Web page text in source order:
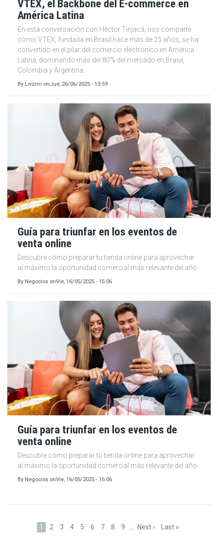
VTEX, el Backbone del E-commerce en
América Latina
En esta conversación con Héctor Tinjacá, nos comparte
cómo VTEX, fundada en Brasil hace más de 25 años, se ha
convertido en el pilar del comercio electrónico en América
Latina, dominando más del 80% del mercado en Brasil,
Colombia y Argentina.
By Livzrm onJue, 26/06/2025 - 13:59
Guía para triunfar en los eventos de
venta online
Descubre cómo preparar tu tienda online para aprovechar
al máximo la oportunidad comercial más relevante del año
By Negocios onVie, 16/05/2025 - 15:06
Guía para triunfar en los eventos de
venta online
Descubre cómo preparar tu tienda online para aprovechar
al máximo la oportunidad comercial más relevante del año
By Negocios onVie, 16/05/2025 - 15:06
Página
1 Page
2 Page
3 Page
4 Page
5 Page
6 Page
7 Page
8 Page
9
Siguiente
Next ›
Última
Last »